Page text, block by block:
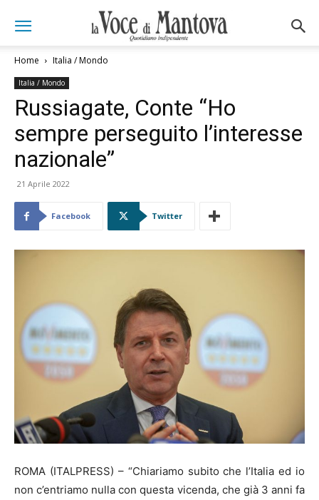
Home Italia / Mondo
Italia / Mondo
Russiagate, Conte “Ho
sempre perseguito l’interesse
nazionale”
21 Aprile 2022
Facebook Twitter
ROMA (ITALPRESS) – “Chiariamo subito che l’Italia ed io
non c’entriamo nulla con questa vicenda, che già 3 anni fa